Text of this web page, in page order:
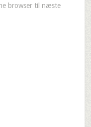
browser til næste